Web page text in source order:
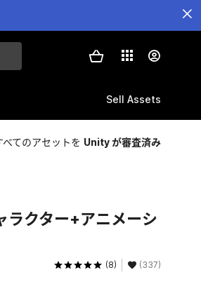
Sell Assets
べてのアセットを Unity が審査済み
ラクター+アニメーシ
(8) (337)